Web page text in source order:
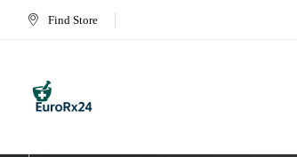
Find Store